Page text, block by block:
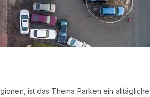
ist das Thema Parken ein